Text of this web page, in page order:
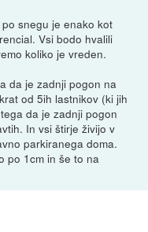
snegu je enako kot
Vsi bodo hvalili
koliko je vreden.
da je zadnji pogon na
od 5ih lastnikov (ki jih
da je zadnji pogon
In vsi štirje živijo v
parkiranega doma.
po 1cm in še to na